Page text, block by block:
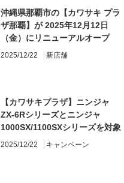
沖縄県那覇市の【カワサキ プラ
ザ那覇】が 2025年12月12日
（金）にリニューアルオープ
ン！
2025/12/22 新店舗
【カワサキプラザ】ニンジャ
ZX-6Rシリーズとニンジャ
1000SX/1100SXシリーズを対象
とする「Ninjaウィンタークーポ
2025/12/22 キャンペーン